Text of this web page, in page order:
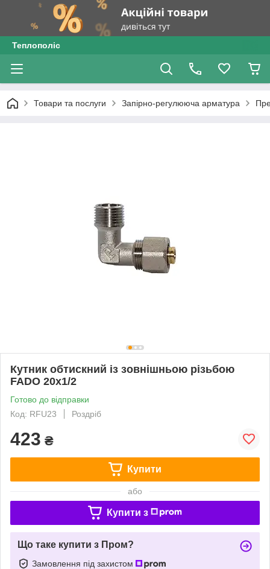
Теплополіс
Товари та послуги Запірно-регулююча арматура
Кутник обтискний із зовнішньою різьбою
FADO 20х1/2
Готово до відправки
Код: RFU23
Роздріб
423 ₴
Купити
або
Купити з
Що таке купити з Пром?
Замовлення під захистом